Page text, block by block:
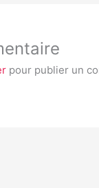
pour publier un